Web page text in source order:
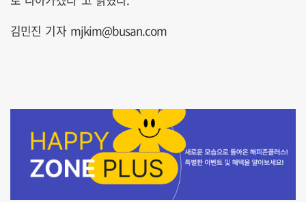
김민진 기자 mjkim@busan.com